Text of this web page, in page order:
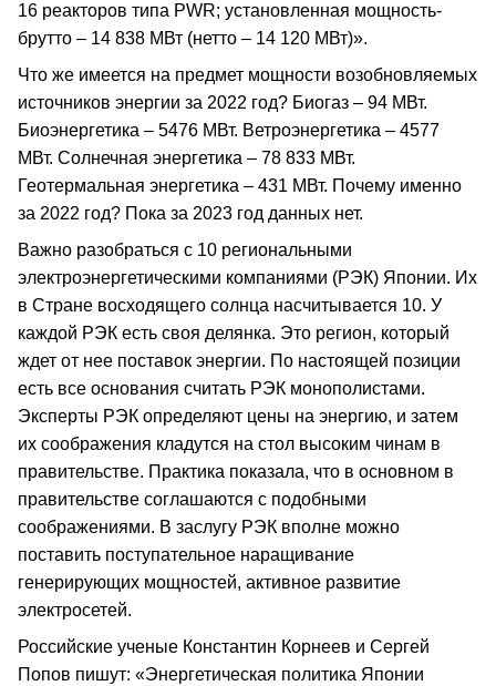
16 реакторов типа PWR; установленная мощность-
брутто – 14 838 МВт (нетто – 14 120 МВт)».
Что же имеется на предмет мощности возобновляемых
источников энергии за 2022 год? Биогаз – 94 МВт.
Биоэнергетика – 5476 МВт. Ветроэнергетика – 4577
МВт. Солнечная энергетика – 78 833 МВт.
Геотермальная энергетика – 431 МВт. Почему именно
за 2022 год? Пока за 2023 год данных нет.
Важно разобраться с 10 региональными
электроэнергетическими компаниями (РЭК) Японии. Их
в Стране восходящего солнца насчитывается 10. У
каждой РЭК есть своя делянка. Это регион, который
ждет от нее поставок энергии. По настоящей позиции
есть все основания считать РЭК монополистами.
Эксперты РЭК определяют цены на энергию, и затем
их соображения кладутся на стол высоким чинам в
правительстве. Практика показала, что в основном в
правительстве соглашаются с подобными
соображениями. В заслугу РЭК вполне можно
поставить поступательное наращивание
генерирующих мощностей, активное развитие
электросетей.
Российские ученые Константин Корнеев и Сергей
Попов пишут: «Энергетическая политика Японии